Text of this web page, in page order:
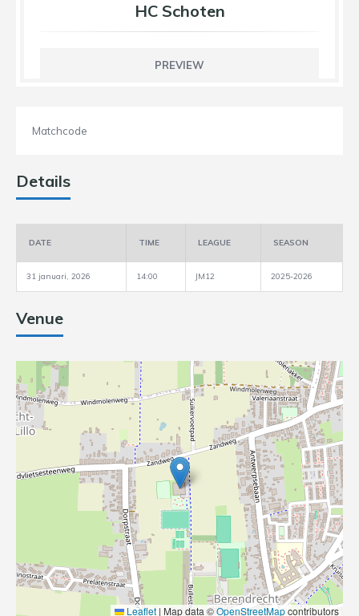
HC Schoten
PREVIEW
Matchcode
Details
DATE TIME LEAGUE SEASON
31 januari, 2026 14:00 JM12 2025-2026
Venue
Leaflet | Map data ©OpenStreetMapcontributors